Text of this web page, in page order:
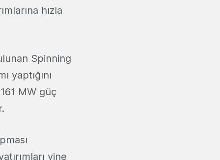
hızla
Spinning
yaptığını
MW güç
yine